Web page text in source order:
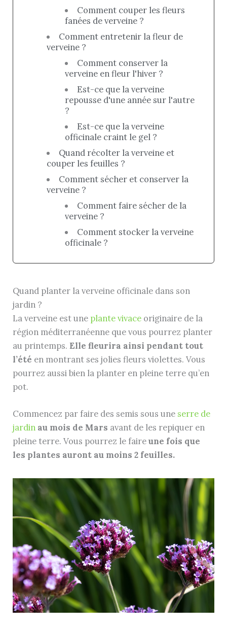
Comment couper les fleurs
fanées de verveine ?
Comment entretenir la fleur de
verveine ?
Comment conserver la
verveine en fleur l'hiver ?
Est-ce que la verveine
repousse d'une année sur l'autre
?
Est-ce que la verveine
officinale craint le gel ?
Quand récolter la verveine et
couper les feuilles ?
Comment sécher et conserver la
verveine ?
Comment faire sécher de la
verveine ?
Comment stocker la verveine
officinale ?
Quand planter la verveine officinale dans son
jardin ?
La verveine est une plante vivace originaire de la
région méditerranéenne que vous pourrez planter
au printemps. Elle fleurira ainsi pendant tout
l’été en montrant ses jolies fleurs violettes. Vous
pourrez aussi bien la planter en pleine terre qu’en
pot.
Commencez par faire des semis sous une serre de
jardin au mois de Mars avant de les repiquer en
pleine terre. Vous pourrez le faireune fois que
les plantes auront au moins 2 feuilles.